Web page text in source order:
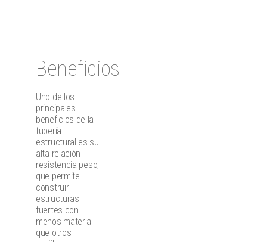
Beneficios
Uno de los
principales
beneficios de la
tubería
estructural es su
alta relación
resistencia-peso,
que permite
construir
estructuras
fuertes con
menos material
que otros